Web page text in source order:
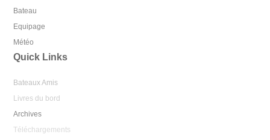
Bateau
Equipage
Météo
Quick Links
Bateaux Amis
Livres du bord
Archives
Téléchargements